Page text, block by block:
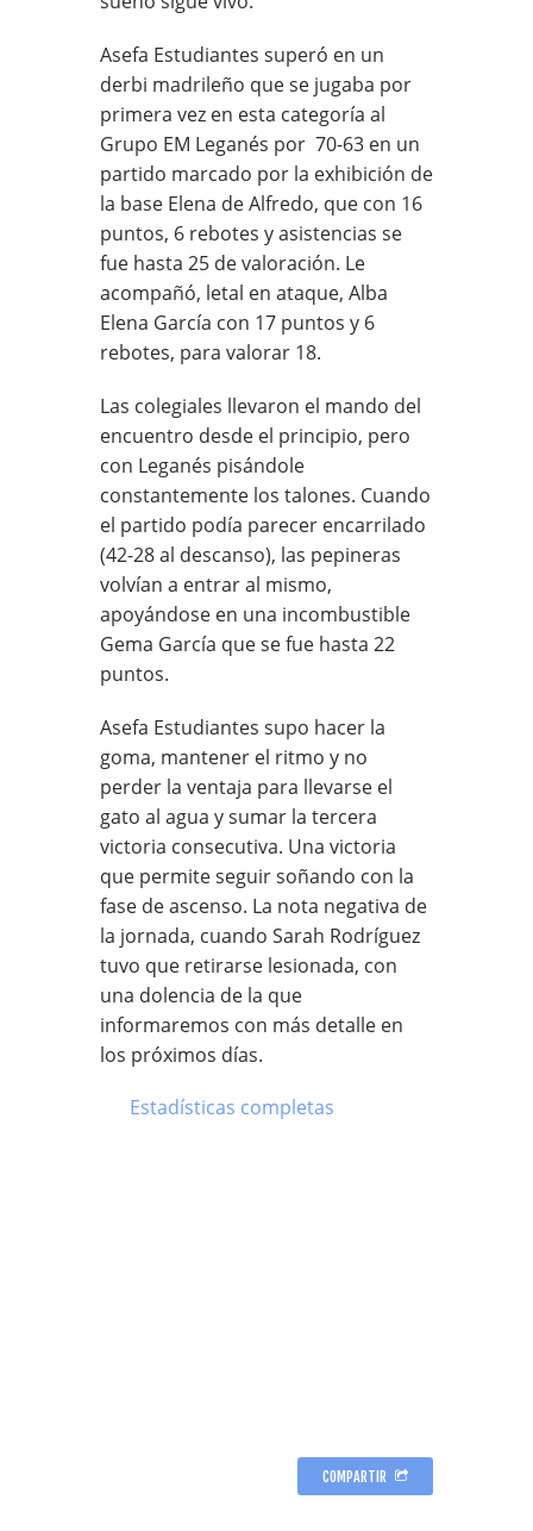
Asefa Estudiantes superó en un
derbi madrileño que se jugaba por
primera vez en esta categoría al
Grupo EM Leganés por 70-63 en un
partido marcado por la exhibición de
la base Elena de Alfredo, que con 16
puntos, 6 rebotes y asistencias se
fue hasta 25 de valoración. Le
acompañó, letal en ataque, Alba
Elena García con 17 puntos y 6
rebotes, para valorar 18.
Las colegiales llevaron el mando del
encuentro desde el principio, pero
con Leganés pisándole
constantemente los talones. Cuando
el partido podía parecer encarrilado
(42-28 al descanso), las pepineras
volvían a entrar al mismo,
apoyándose en una incombustible
Gema García que se fue hasta 22
puntos.
Asefa Estudiantes supo hacer la
goma, mantener el ritmo y no
perder la ventaja para llevarse el
gato al agua y sumar la tercera
victoria consecutiva. Una victoria
que permite seguir soñando con la
fase de ascenso. La nota negativa de
la jornada, cuando Sarah Rodríguez
tuvo que retirarse lesionada, con
una dolencia de la que
informaremos con más detalle en
los próximos días.
Estadísticas completas
COMPARTIR